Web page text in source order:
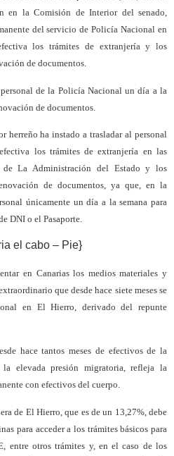
en la Comisión de Interior del senado,
del servicio de Policía Nacional en
los trámites de extranjería y los
de documentos.
de la Policía Nacional un día a la
de documentos.
herreño ha instado a trasladar al personal
los trámites de extranjería en las
La Administración del Estado y los
de documentos, ya que, en la
únicamente un día a la semana para
DNI o el Pasaporte.
el cabo – Pie}
en Canarias los medios materiales y
que desde hace siete meses se
en El Hierro, derivado del repunte
hace tantos meses de efectivos de la
elevada presión migratoria, refleja la
con efectivos del cuerpo.
de El Hierro, que es de un 13,27%, debe
para acceder a los trámites básicos para
entre otros trámites y, en el caso de los